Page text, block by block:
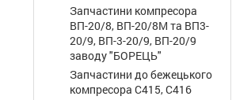
Запчастини компресора
ВП-20/8, ВП-20/8М та ВП3-
20/9, ВП-3-20/9, ВП-20/9
заводу "БОРЕЦЬ"
Запчастини до бежецького
компресора С415, С416